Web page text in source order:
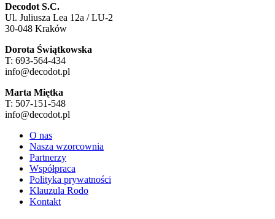
Decodot S.C.
Ul. Juliusza Lea 12a / LU-2
30-048 Kraków
Dorota Świątkowska
T: 693-564-434
info@decodot.pl
Marta Miętka
T: 507-151-548
info@decodot.pl
O nas
Nasza wzorcownia
Partnerzy
Współpraca
Polityka prywatności
Klauzula Rodo
Kontakt